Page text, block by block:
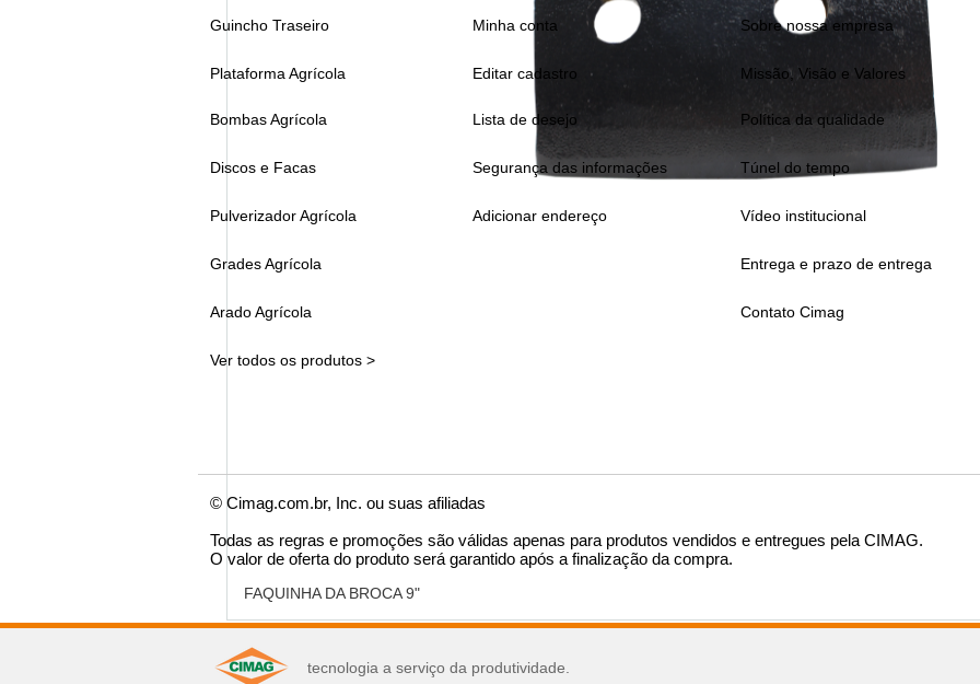
FAQUINHA DA BROCA 9"
você pode se interessar
Guincho Traseiro Minha conta Sobre nossa empresa
Plataforma Agrícola Editar cadastro Missão, Visão e Valores
Bombas Agrícola Lista de desejo Política da qualidade
Discos e Facas Segurança das informações Túnel do tempo
Pulverizador Agrícola Adicionar endereço Vídeo institucional
Grades Agrícola
Arado Agrícola
Entrega e prazo de entrega
Contato Cimag
Ver todos os produtos >
© Cimag.com.br, Inc. ou suas afiliadas
Todas as regras e promoções são válidas apenas para produtos vendidos e entregues pela CIMAG.
O valor de oferta do produto será garantido após a finalização da compra.
tecnologia a serviço da produtividade.